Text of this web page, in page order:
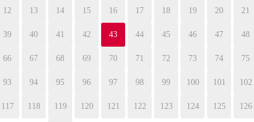
12 13 14 15 16 17 18 19 20 21
39 40 41 42 43 44 45 46 47 48
66 67 68 69 70 71 72 73 74 75
93 94 95 96 97 98 99 100 101 102
117 118 119 120 121 122 123 124 125 126